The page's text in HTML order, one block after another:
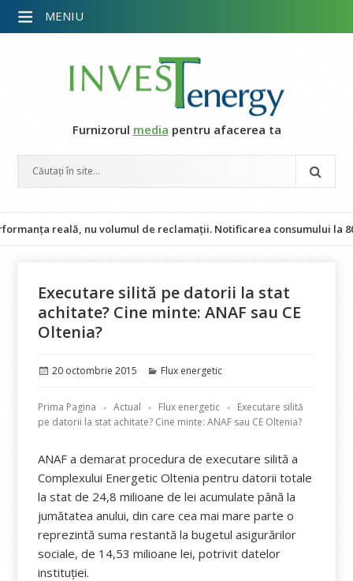
Furnizorul media pentru afacerea ta
reală, nu volumul de reclamații. Notificarea consumului la 80%,
Executare silită pe datorii la stat
achitate? Cine minte: ANAF sau CE
Oltenia?
Publicat
20 octombrie 2015 Categorii
Flux energetic
Prima Pagina Actual Flux energetic
Executare silită
pe datorii la stat achitate? Cine minte: ANAF sau CE Oltenia?
ANAF a demarat procedura de executare silită a
Complexului Energetic Oltenia pentru datorii totale
la stat de 24,8 milioane de lei acumulate până la
jumătatea anului, din care cea mai mare parte o
reprezintă suma restantă la bugetul asigurărilor
sociale, de 14,53 milioane lei, potrivit datelor
instituției.
MENIU